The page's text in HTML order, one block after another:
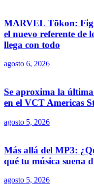
MARVEL Tōkon:
el nuevo referente de
llega con todo
agosto 6, 2026
Se aproxima la
en el VCT Americas
agosto 5, 2026
Más allá del MP3:
qué tu música suena
agosto 5, 2026